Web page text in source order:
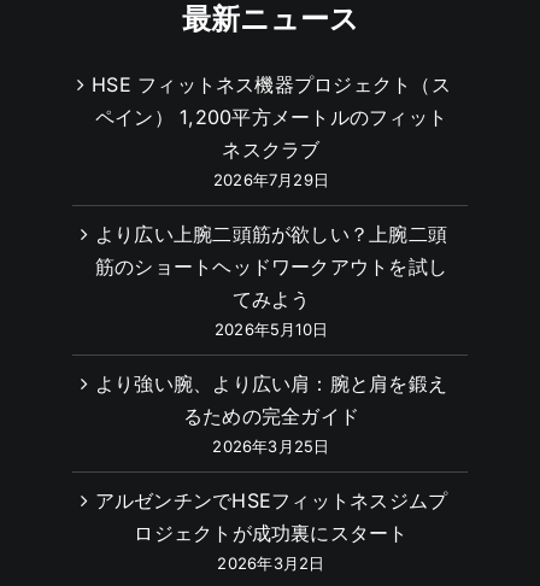
最新ニュース
HSE フィットネス機器プロジェクト（ス
ペイン） 1,200平方メートルのフィット
ネスクラブ
2026年7月29日
より広い上腕二頭筋が欲しい？上腕二頭
筋のショートヘッドワークアウトを試し
てみよう
2026年5月10日
より強い腕、より広い肩：腕と肩を鍛え
るための完全ガイド
2026年3月25日
アルゼンチンでHSEフィットネスジムプ
ロジェクトが成功裏にスタート
2026年3月2日